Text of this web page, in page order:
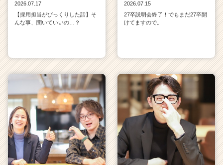
2026.07.17
【採用担当がびっくりした話】そ
んな事、聞いていいの…？
2026.07.15
27卒説明会終了！でもまだ27卒開
けてますので。